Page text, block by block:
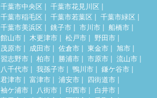
千葉市中央区
千葉市花見川区
千葉市稲毛区
千葉市若葉区
千葉市緑区
千葉市美浜区
銚子市 市川市
船橋市
館山市
木更津市 松戸市
野田市
茂原市
成田市 佐倉市 東金市
旭市
習志野市
柏市 勝浦市 市原市
流山市
八千代市
我孫子市 鴨川市
鎌ケ谷市
君津市
富津市 浦安市
四街道市
袖ケ浦市
八街市 印西市
白井市